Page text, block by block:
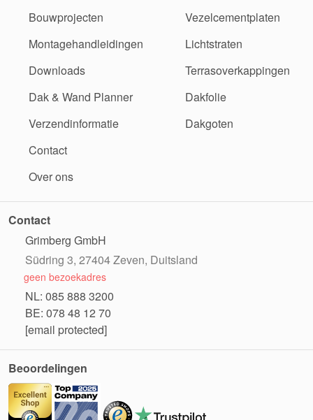
Bouwprojecten
Montagehandleidingen
Downloads
Dak & Wand Planner
Verzendinformatie
Contact
Over ons
Vezelcementplaten
Lichtstraten
Terrasoverkappingen
Dakfolie
Dakgoten
Contact
Grimberg GmbH
Südring 3, 27404 Zeven, Duitsland
geen bezoekadres
NL: 085 888 3200
BE: 078 48 12 70
[email protected]
Beoordelingen